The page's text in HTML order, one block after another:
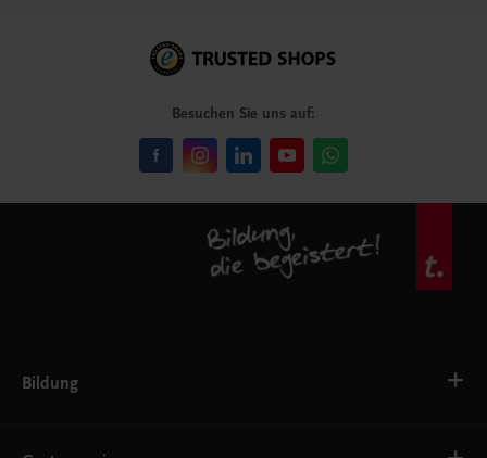
Besuchen Sie uns auf:
Bildung